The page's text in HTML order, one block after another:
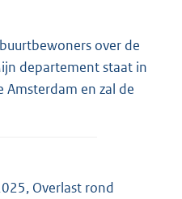
over de
departement staat in
en zal de
Overlast rond